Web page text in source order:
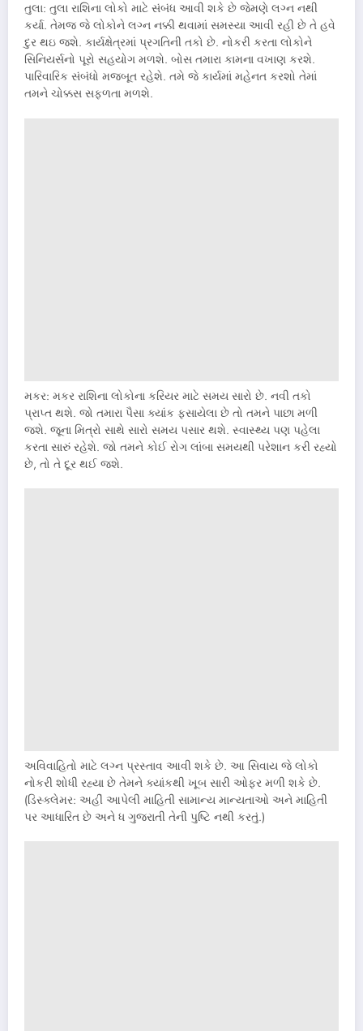
તુલા: તુલા રાશિના લોકો માટે સંબંધ આવી શકે છે જેમણે લગ્ન નથી
કર્યા. તેમજ જે લોકોને લગ્ન નક્કી થવામાં સમસ્યા આવી રહી છે તે હવે
દુર થઇ જશે. કાર્યક્ષેત્રમાં પ્રગતિની તકો છે. નોકરી કરતા લોકોને
સિનિયર્સનો પૂરો સહયોગ મળશે. બોસ તમારા કામના વખાણ કરશે.
પારિવારિક સંબંધો મજબૂત રહેશે. તમે જે કાર્યમાં મહેનત કરશો તેમાં
તમને ચોક્કસ સફળતા મળશે.
મકર: મકર રાશિના લોકોના કરિયર માટે સમય સારો છે. નવી તકો
પ્રાપ્ત થશે. જો તમારા પૈસા ક્યાંક ફસાયેલા છે તો તમને પાછા મળી
જશે. જૂના મિત્રો સાથે સારો સમય પસાર થશે. સ્વાસ્થ્ય પણ પહેલા
કરતા સારું રહેશે. જો તમને કોઈ રોગ લાંબા સમયથી પરેશાન કરી રહ્યો
છે, તો તે દૂર થઈ જશે.
અવિવાહિતો માટે લગ્ન પ્રસ્તાવ આવી શકે છે. આ સિવાય જે લોકો
નોકરી શોધી રહ્યા છે તેમને ક્યાંકથી ખૂબ સારી ઓફર મળી શકે છે.
(ડિસ્ક્લેમર: અહીં આપેલી માહિતી સામાન્ય માન્યતાઓ અને માહિતી
પર આધારિત છે અને ધ ગુજરાતી તેની પુષ્ટિ નથી કરતું.)